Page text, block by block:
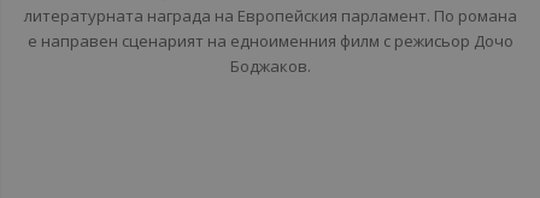
литературната награда на Европейския парламент. По романа
е направен сценарият на едноименния филм с режисьор Дочо
Боджаков.